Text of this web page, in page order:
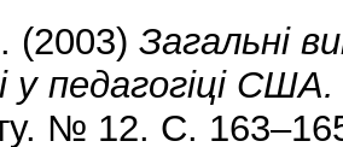
(2003) Загальні
у педагогіці США.
№ 12. С.